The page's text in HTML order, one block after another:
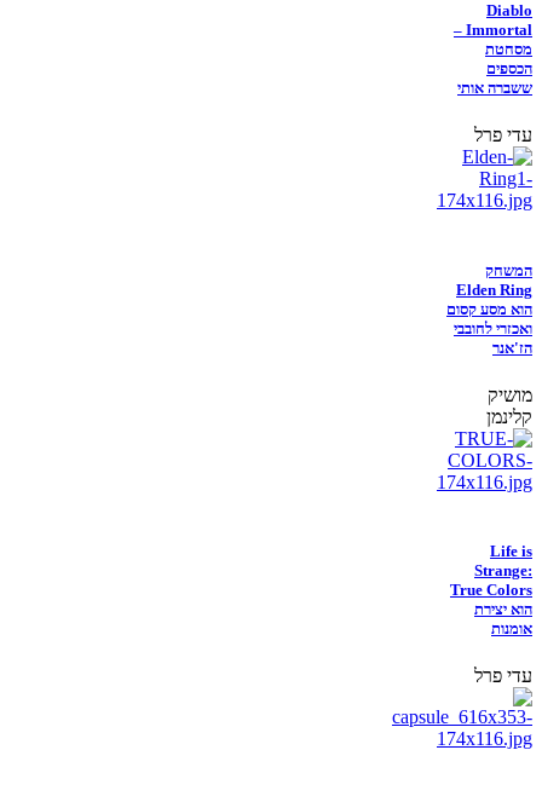
Diablo
Immortal –
מסחטת
הכספים
ששברה אותי
עדי פרל
המשחק
Elden Ring
הוא מסע קסום
ואכזרי לחובבי
הז'אנר
מושיק
קלינמן
Life is
Strange:
True Colors
הוא יצירת
אומנות
עדי פרל